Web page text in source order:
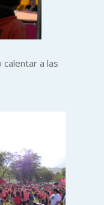
calentar a las